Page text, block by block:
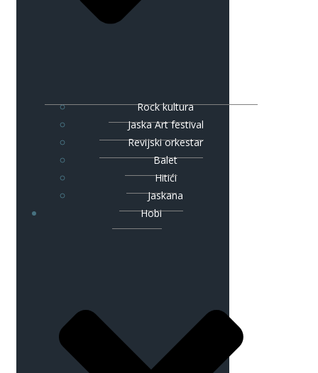
Rock kultura
Jaska Art festival
Revijski orkestar
Balet
Hitići
Jaskana
Hobi